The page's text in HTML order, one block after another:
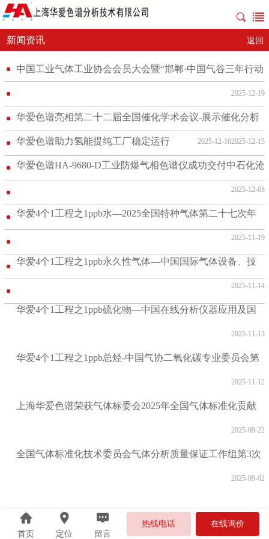
新闻资讯 返回
中国工业气体工业协会会员大会暨“邯郸·中国气谷三年行动
2025-12-19
华爱色谱亮相第二十二届全国催化学术会议-展示催化分析
前沿技术 2025-12-15
华爱色谱助力氢能提纯工厂稳定运行 2025-12-10
华爱色谱HA-9680-D工业防爆气相色谱仪成功交付中石化沧
2025-12-08
华爱4个1工程之1ppb水—2025全国特种气体第二十七次年
2025-11-19
华爱4个1工程之1ppb永久性气体—中国国际气体设备、技
2025-11-14
华爱4个1工程之1ppb硫化物—中国在线分析仪器应用及国
2025-11-13
华爱4个1工程之1ppb总烃-中国气协二氧化碳专业委员会第
2025-11-12
上海华爱色谱荣获气体标委会2025年全国气体标准化贡献
2025-09-22
全国气体标准化技术委员会气体分析质量保证工作组第3次
2025-09-02
首页 定位 留言
热线电话 在线询价